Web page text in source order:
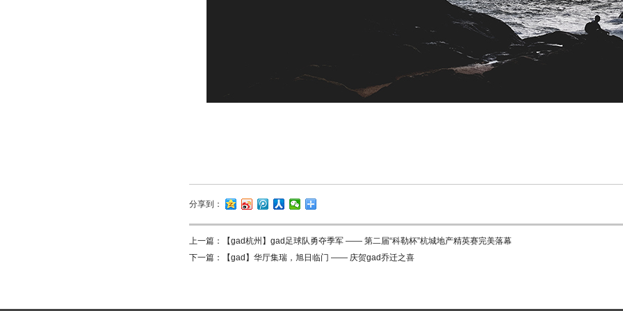
分享到：
上一篇：
【gad杭州】gad足球队勇夺季军 —— 第二届“科勒杯”杭城地产精英赛完美落幕
下一篇：
【gad】华厅集瑞，旭日临门 —— 庆贺gad乔迁之喜